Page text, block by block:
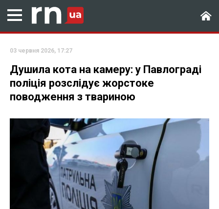
03 червня 2026, 17:27
Душила кота на камеру: у Павлограді
поліція розслідує жорстоке
поводження з твариною